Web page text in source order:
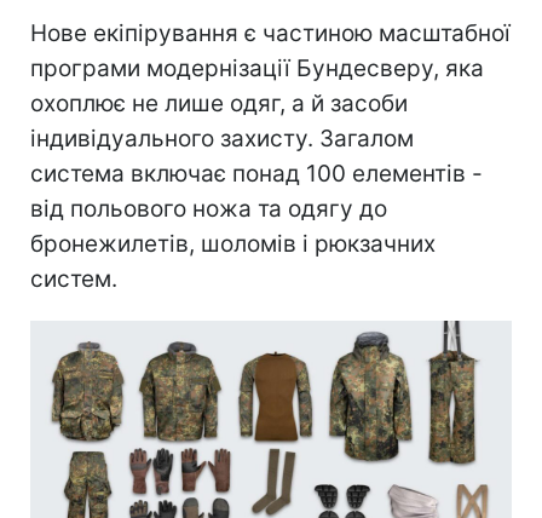
Нове екіпірування є частиною масштабної
програми модернізації Бундесверу, яка
охоплює не лише одяг, а й засоби
індивідуального захисту. Загалом
система включає понад 100 елементів -
від польового ножа та одягу до
бронежилетів, шоломів і рюкзачних
систем.